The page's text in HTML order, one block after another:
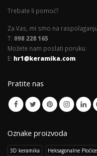
Trebate li pomoć?
Za Vas, mi smo na
T: 098 228 165
Možete nam poslati poruku:
E: hr1@keramika.com
Pratite nas
Oznake proizvoda
3D keramika Heksagonalne Pločice